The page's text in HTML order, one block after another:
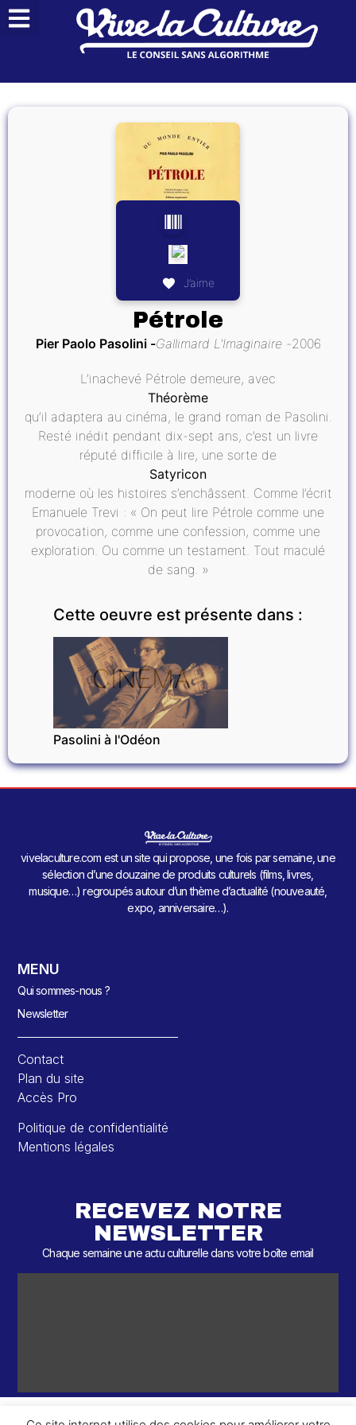
J’aime
Pétrole
Pier Paolo Pasolini Gallimard L'Imaginaire 2006
L’inachevé Pétrole demeure, avec
Théorème
qu’il adaptera au cinéma, le grand roman de Pasolini.
Resté inédit pendant dix-sept ans, c’est un livre
réputé difficile à lire, une sorte de
Satyricon
moderne où les histoires s’enchâssent. Comme l’écrit
Emanuele Trevi : « On peut lire Pétrole comme une
provocation, comme une confession, comme une
exploration. Ou comme un testament. Tout maculé
de sang. »
Cette oeuvre est présente dans :
CINÉMA
Pasolini à l'Odéon
vivelaculture.com est un site qui propose, une fois par semaine, une
sélection d’une douzaine de produits culturels (films, livres,
musique…) regroupés autour d’un thème d’actualité (nouveauté,
expo, anniversaire…).
MENU
Qui sommes-nous ?
Newsletter
Contact
Plan du site
Accès Pro
Politique de confidentialité
Mentions légales
RECEVEZ NOTRE
NEWSLETTER
Chaque semaine une actu culturelle dans votre boîte email